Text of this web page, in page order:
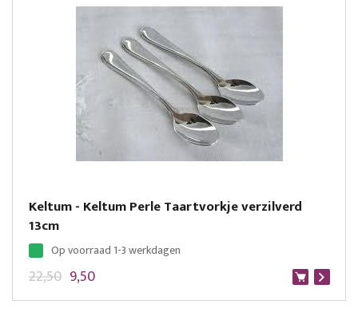
Keltum - Keltum Perle Taartvorkje verzilverd
13cm
Op voorraad 1-3 werkdagen
9,50
22,50